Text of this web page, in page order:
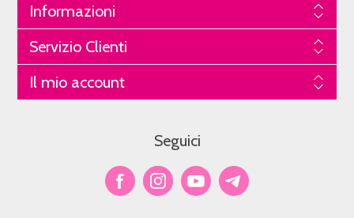
Informazioni
Servizio Clienti
Il mio account
Seguici